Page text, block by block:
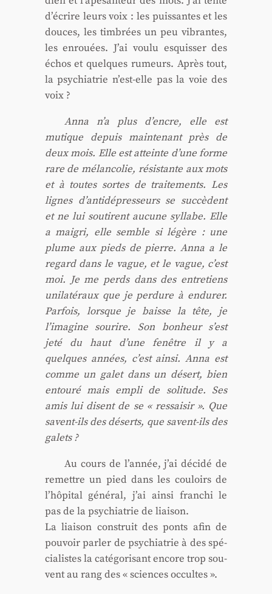
d’écrire leurs voix : les puis­santes et les
douces, les tim­brées un peu vibrantes,
les enrouées. J’ai vou­lu esquis­ser des
échos et quelques rumeurs. Après tout,
la psy­chia­trie n’est-elle pas la voie des
voix ?
Anna n’a plus d’encre, elle est
mutique depuis main­te­nant près de
deux mois. Elle est atteinte d’une forme
rare de mélan­co­lie, résis­tante aux mots
et à toutes sortes de trai­te­ments. Les
lignes d’antidépresseurs se suc­cèdent
et ne lui sou­tirent aucune syl­labe. Elle
a mai­gri, elle semble si légère : une
plume aux pieds de pierre. Anna a le
regard dans le vague, et le vague, c’est
moi. Je me perds dans des entre­tiens
uni­la­té­raux que je per­dure à endu­rer.
Par­fois, lorsque je baisse la tête, je
l’imagine sou­rire. Son bon­heur s’est
jeté du haut d’une fenêtre il y a
quelques années, c’est ain­si. Anna est
comme un galet dans un désert, bien
entou­ré mais empli de soli­tude. Ses
amis lui disent de se « res­sai­sir ». Que
savent-ils des déserts, que savent-ils des
galets ?
Au cours de l’année, j’ai déci­dé de
remettre un pied dans les cou­loirs de
l’hô­pi­tal géné­ral, j’ai ain­si fran­chi le
pas de la psy­chia­trie de liai­son.
La liai­son construit des ponts afin de
pou­voir par­ler de psy­chia­trie à des spé­
cia­listes la caté­go­ri­sant encore trop sou­
vent au rang des « sciences occultes ».